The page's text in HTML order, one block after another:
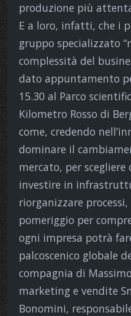
produzione più
E a loro, infatti, che i
gruppo specializzato
complessità del
dato appuntamento
15.30 al Parco
Kilometro Rosso di
come, credendo
dominare il
mercato, per scegliere
investire in
riorganizzare
pomeriggio per
ogni impresa potrà
palcoscenico globale
compagnia di
marketing e vendite
Bonomini,